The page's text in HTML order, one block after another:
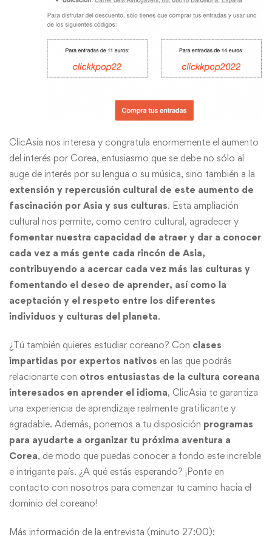
ClicAsia nos interesa y congratula enormemente el aumento
del interés por Corea, entusiasmo que se debe no sólo al
auge de interés por su lengua o su música, sino también a la
extensión y repercusión cultural de este aumento de
fascinación por Asia y sus culturas. Esta ampliación
cultural nos permite, como centro cultural, agradecer y
fomentar nuestra capacidad de atraer y dar a conocer
cada vez a más gente cada rincón de Asia,
contribuyendo a acercar cada vez más las culturas y
fomentando el deseo de aprender, así como la
aceptación y el respeto entre los diferentes
individuos y culturas del planeta.
¿Tú también quieres estudiar coreano? Con clases
impartidas por expertos nativos en las que podrás
relacionarte con otros entusiastas de la cultura coreana
interesados en aprender el idioma, ClicAsia te garantiza
una experiencia de aprendizaje realmente gratificante y
agradable. Además, ponemos a tu disposición programas
para ayudarte a organizar tu próxima aventura a
Corea, de modo que puedas conocer a fondo este increíble
e intrigante país. ¿A qué estás esperando? ¡Ponte en
contacto con nosotros para comenzar tu camino hacia el
dominio del coreano!
Más información de la entrevista (minuto 27:00):